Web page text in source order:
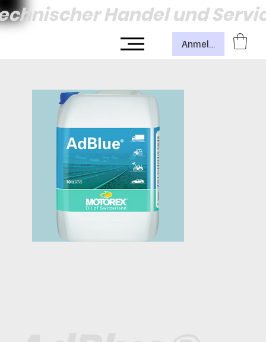
Handel und
Anmelden